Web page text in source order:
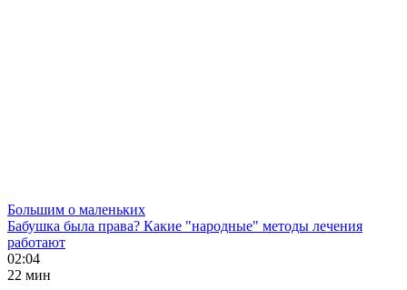
Большим о маленьких
Бабушка была права? Какие "народные" методы лечения
работают
02:04
22 мин